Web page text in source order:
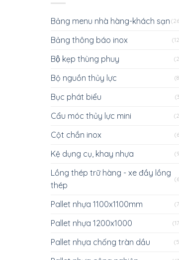
Bảng menu nhà hàng-khách sạn
Bảng thông báo inox
Bộ kẹp thùng phuy
Bộ nguồn thủy lực
Bục phát biểu
Cẩu móc thủy lực mini
Cột chắn inox
Kệ dụng cụ, khay nhựa
Lồng thép trữ hàng - xe đầy lồng
thép
Pallet nhựa 1100x1100mm
Pallet nhựa 1200x1000
Pallet nhựa chống tràn dầu